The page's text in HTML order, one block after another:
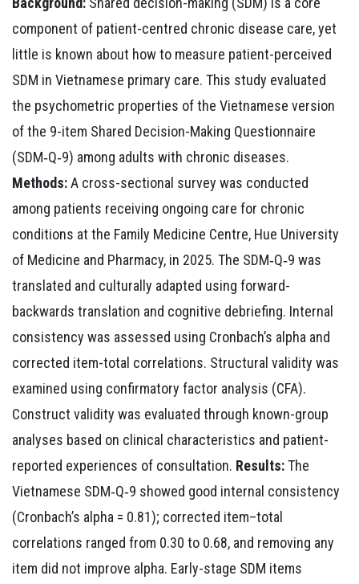
component of patient-centred chronic disease care, yet
little is known about how to measure patient-perceived
SDM in Vietnamese primary care. This study evaluated
the psychometric properties of the Vietnamese version
of the 9-item Shared Decision-Making Questionnaire
(SDM‑Q‑9) among adults with chronic diseases.
Methods:A cross-sectional survey was conducted
among patients receiving ongoing care for chronic
conditions at the Family Medicine Centre, Hue University
of Medicine and Pharmacy, in 2025. The SDM‑Q‑9 was
translated and culturally adapted using forward-
backwards translation and cognitive debriefing. Internal
consistency was assessed using Cronbach’s alpha and
corrected item-total correlations. Structural validity was
examined using confirmatory factor analysis (CFA).
Construct validity was evaluated through known-group
analyses based on clinical characteristics and patient-
reported experiences of consultation. Results:The
Vietnamese SDM‑Q‑9 showed good internal consistency
(Cronbach’s alpha = 0.81); corrected item–total
correlations ranged from 0.30 to 0.68, and removing any
item did not improve alpha. Early-stage SDM items